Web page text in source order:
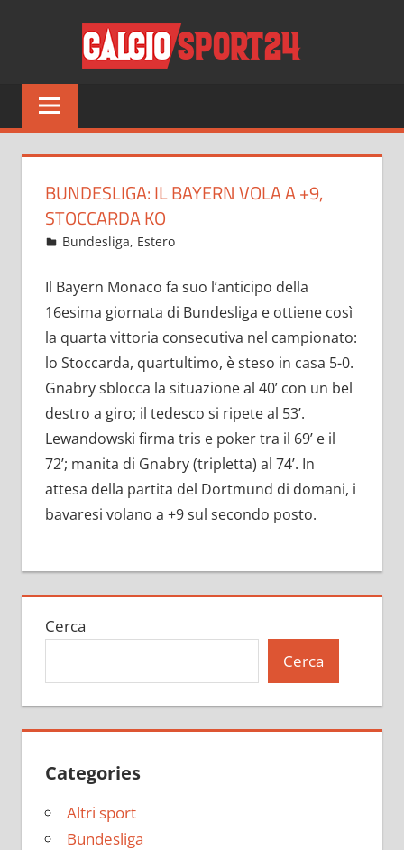
Tutto
sul
del
solo
BUNDESLIGA: IL BAYERN VOLA A +9,
STOCCARDA KO
Dicembre 15, 2021
admin
Bundesliga, Estero
Il Bayern Monaco fa suo l’anticipo della
16esima giornata di Bundesliga e ottiene così
la quarta vittoria consecutiva nel campionato:
lo Stoccarda, quartultimo, è steso in casa 5-0.
Gnabry sblocca la situazione al 40’ con un bel
destro a giro; il tedesco si ripete al 53’.
Lewandowski firma tris e poker tra il 69’ e il
72’; manita di Gnabry (tripletta) al 74’. In
attesa della partita del Dortmund di domani, i
bavaresi volano a +9 sul secondo posto.
Cerca
Cerca
Categories
Altri sport
Bundesliga